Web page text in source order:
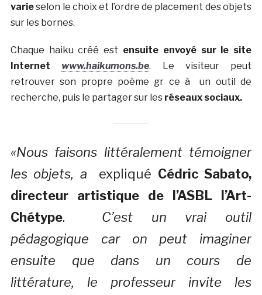
varieselon le choix et l’ordre de placement des objets
sur les bornes.
Chaque haiku créé est ensuite envoyé sur le site
Internet www.haikumons.be. Le visiteur peut
retrouver son propre poème gr ce à un outil de
recherche, puis le partager sur les réseaux sociaux.
«Nous faisons littéralement témoigner
les objets, a expliqué Cédric Sabato,
directeur artistique de l’ASBL l’Art-
Chétype. C’est un vrai outil
pédagogique car on peut imaginer
ensuite que dans un cours de
littérature, le professeur invite les